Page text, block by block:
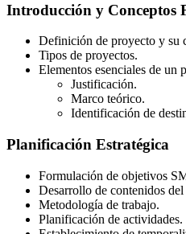
Introducción y Conceptos
Definición de proyecto y su
Tipos de proyectos.
Elementos esenciales de un
Justificación.
Marco teórico.
Identificación de
Planificación Estratégica
Formulación de objetivos
Desarrollo de contenidos
Metodología de trabajo.
Planificación de actividades.